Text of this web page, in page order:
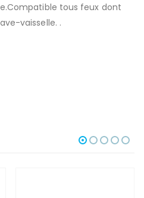
tous feux dont
vaisselle. .